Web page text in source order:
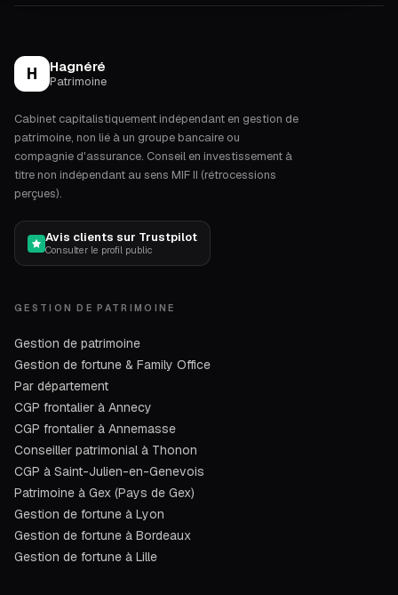
H Hagnéré
Patrimoine
Cabinet capitalistiquement indépendant en gestion de
patrimoine, non lié à un groupe bancaire ou
compagnie d'assurance. Conseil en investissement à
titre non indépendant au sens MIF II (rétrocessions
perçues).
Avis clients sur Trustpilot
Consulter le profil public
GESTION DE PATRIMOINE
Gestion de patrimoine
Gestion de fortune & Family Office
Par département
CGP frontalier à Annecy
CGP frontalier à Annemasse
Conseiller patrimonial à Thonon
CGP à Saint-Julien-en-Genevois
Patrimoine à Gex (Pays de Gex)
Gestion de fortune à Lyon
Gestion de fortune à Bordeaux
Gestion de fortune à Lille